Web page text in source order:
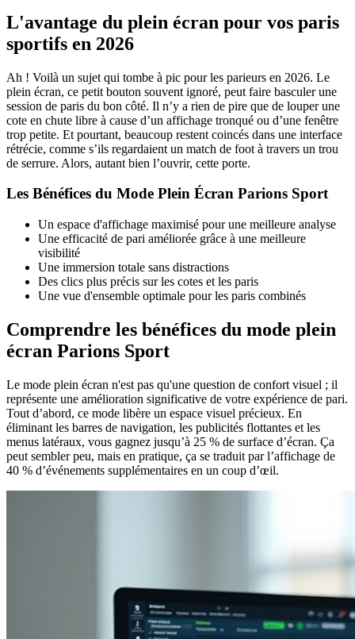
L'avantage du plein écran pour vos paris
sportifs en 2026
Ah ! Voilà un sujet qui tombe à pic pour les parieurs en 2026. Le
plein écran, ce petit bouton souvent ignoré, peut faire basculer une
session de paris du bon côté. Il n’y a rien de pire que de louper une
cote en chute libre à cause d’un affichage tronqué ou d’une fenêtre
trop petite. Et pourtant, beaucoup restent coincés dans une interface
rétrécie, comme s’ils regardaient un match de foot à travers un trou
de serrure. Alors, autant bien l’ouvrir, cette porte.
Les Bénéfices du Mode Plein Écran Parions Sport
Un espace d'affichage maximisé pour une meilleure analyse
Une efficacité de pari améliorée grâce à une meilleure
visibilité
Une immersion totale sans distractions
Des clics plus précis sur les cotes et les paris
Une vue d'ensemble optimale pour les paris combinés
Comprendre les bénéfices du mode plein
écran Parions Sport
Le mode plein écran n'est pas qu'une question de confort visuel ; il
représente une amélioration significative de votre expérience de pari.
Tout d’abord, ce mode libère un espace visuel précieux. En
éliminant les barres de navigation, les publicités flottantes et les
menus latéraux, vous gagnez jusqu’à 25 % de surface d’écran. Ça
peut sembler peu, mais en pratique, ça se traduit par l’affichage de
40 % d’événements supplémentaires en un coup d’œil.